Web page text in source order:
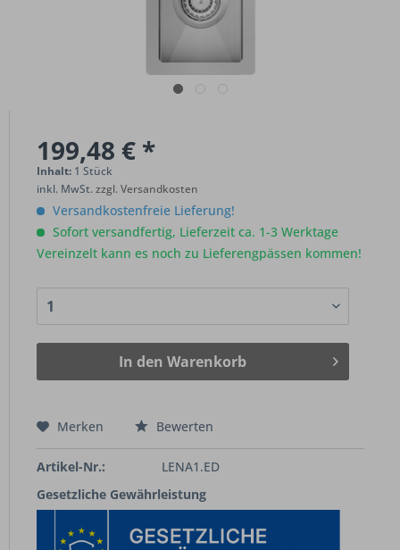
199,48 € *
Inhalt: 1 Stück
inkl. MwSt.zzgl. Versandkosten
Versandkostenfreie Lieferung!
Sofort versandfertig, Lieferzeit ca. 1-3 Werktage
Vereinzelt kann es noch zu Lieferengpässen kommen!
In den Warenkorb
Merken Bewerten
Artikel-Nr.:
LENA1.ED
Gesetzliche Gewährleistung